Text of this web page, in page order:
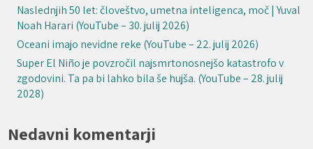
Naslednjih 50 let: človeštvo, umetna inteligenca, moč | Yuval
Noah Harari (YouTube – 30. julij 2026)
Oceani imajo nevidne reke (YouTube – 22. julij 2026)
Super El Niño je povzročil najsmrtonosnejšo katastrofo v
zgodovini. Ta pa bi lahko bila še hujša. (YouTube – 28. julij
2028)
Nedavni komentarji